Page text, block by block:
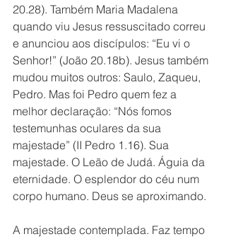
20.28). Também Maria Madalena
quando viu Jesus ressuscitado correu
e anunciou aos discípulos: “Eu vi o
Senhor!” (João 20.18b). Jesus também
mudou muitos outros: Saulo, Zaqueu,
Pedro. Mas foi Pedro quem fez a
melhor declaração: “Nós fomos
testemunhas oculares da sua
majestade” (II Pedro 1.16). Sua
majestade. O Leão de Judá. Águia da
eternidade. O esplendor do céu num
corpo humano. Deus se aproximando.
A majestade contemplada. Faz tempo